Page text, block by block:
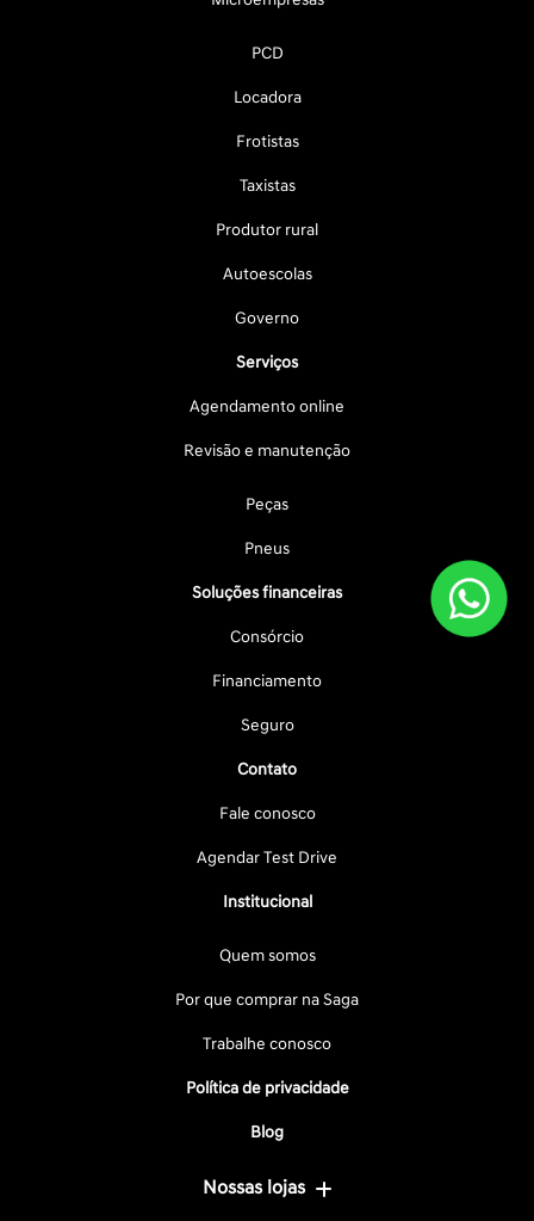
PCD
Locadora
Frotistas
Taxistas
Produtor rural
Autoescolas
Governo
Serviços
Agendamento online
Revisão e manutenção
Peças
Pneus
Soluções financeiras
Consórcio
Financiamento
Seguro
Contato
Fale conosco
Agendar Test Drive
Institucional
Quem somos
Por que comprar na Saga
Trabalhe conosco
Política de privacidade
Blog
Nossas lojas